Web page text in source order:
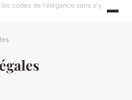
codes de l'élégance sans s'y